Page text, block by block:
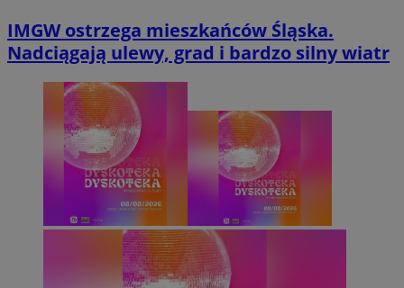
IMGW ostrzega mieszkańców Śląska.
Nadciągają ulewy, grad i bardzo silny wiatr